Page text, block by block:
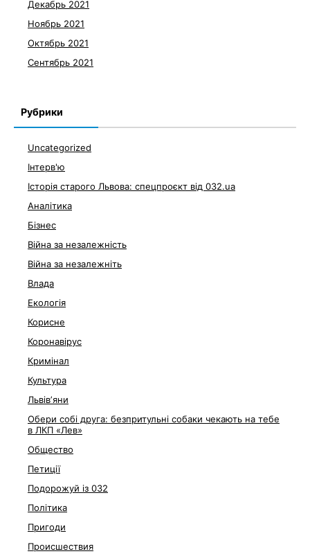
Декабрь 2021
Ноябрь 2021
Октябрь 2021
Сентябрь 2021
Рубрики
Uncategorized
Інтерв'ю
Історія старого Львова: спецпроєкт від 032.ua
Аналітика
Бізнес
Війна за незалежність
Війна за незалежніть
Влада
Екологія
Корисне
Коронавірус
Кримінал
Культура
Львівʼяни
Обери собі друга: безпритульні собаки чекають на тебе
в ЛКП «Лев»
Общество
Петиції
Подорожуй із 032
Політика
Пригоди
Происшествия